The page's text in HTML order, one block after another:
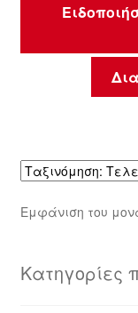
Εμφάνιση του
Κατηγορίες